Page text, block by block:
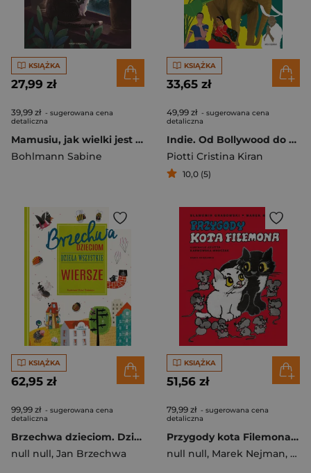
KSIĄŻKA
27,99 zł
39,99 zł - sugerowana cena
detaliczna
Mamusiu, jak wielki jest świat?
Bohlmann Sabine
KSIĄŻKA
33,65 zł
49,99 zł - sugerowana cena
detaliczna
Indie. Od Bollywood do Tadź Mahal
Piotti Cristina Kiran
10,0 (5)
KSIĄŻKA
62,95 zł
99,99 zł - sugerowana cena
detaliczna
Brzechwa dzieciom. Dzieła wszystkie. Wiersze wyd. 2025
null null, Jan Brzechwa
KSIĄŻKA
51,56 zł
79,99 zł - sugerowana cena
detaliczna
Przygody kota Filemona wyd. 2025
null null, Marek Nejman,